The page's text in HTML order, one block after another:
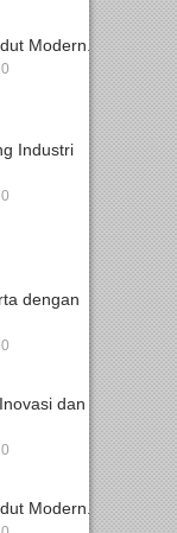
Modern...
0
Industri
0
dengan
0
dan
0
Modern...